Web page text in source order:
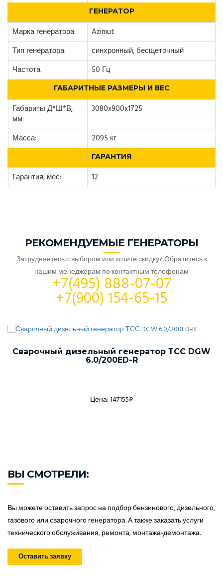
ГЕНЕРАТОР
Марка генератора:
Azimut
Тип генератора:
синхронный, бесщеточный
Частота:
50 Гц
ГАБАРИТНЫЕ РАЗМЕРЫ И ВЕС
Габариты Д*Ш*В,
мм:
3080x900x1725
Масса: 2095 кг
ГАРАНТИЯ
Гарантия, мес: 12
РЕКОМЕНДУЕМЫЕ ГЕНЕРАТОРЫ
Затрудняетесь с выбором или хотите скидку? Обратитесь к
нашим менеджерам по контактным телефонам
+7(495) 888-07-07
+7(900) 154-65-15
Сварочный дизельный генератор ТСС DGW
6.0/200ED-R
Цена: 147155₽
ВЫ СМОТРЕЛИ:
Вы можете оставить запрос на подбор бензинового, дизельного,
газового или сварочного генератора. А также заказать услуги
технического обслуживания, ремонта, монтажа-демонтажа.
Оставить заявку